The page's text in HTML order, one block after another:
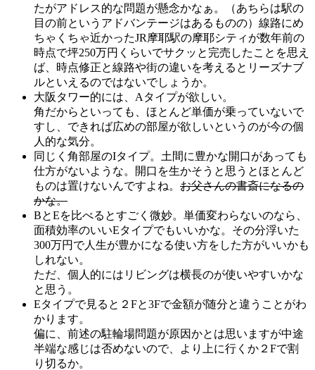
たがアドレス的な問題が懸念かなぁ。（あちらは駅の
目の前というアドバンテージはあるものの）線路にめ
ちゃくちゃ近かったJR摩耶駅の摩耶シティが数年前の
時点で坪250万円くらいでサクッと完売したことを思え
ば、時点修正と線路や街の違いを考えるとリーズナブ
ルといえるのではないでしょうか。
大阪タワー的には、Aタイプが欲しい。
角だからといっても、ほとんど単価が乗っていないで
すし、できれば広めの部屋が欲しいというのが今の個
人的な気分。
同じく角部屋のIタイプ。土間に豊かな開口があっても
仕方がないような。開口を生かそうと思うとほとんど
ものは置けないんですよね。 お父さんの書斎になるの
かな。
BとEを比べるとすごく微妙。単価変わらないのなら、
面積効率のいいEタイプでもいいかな。その分浮いた
300万円で人生が豊かになる使い方をした方がいいかも
しれない。
ただ、個人的にはリビングは横長のが使いやすいかな
と思う。
Eタイプで見ると２Fと3Fで金額が随分と違うことがわ
かります。
偏に、前述の駐輪場問題が原因かとは思いますが中途
半端な感じは否めないので、より上に行くか２Fで割
り切るか。